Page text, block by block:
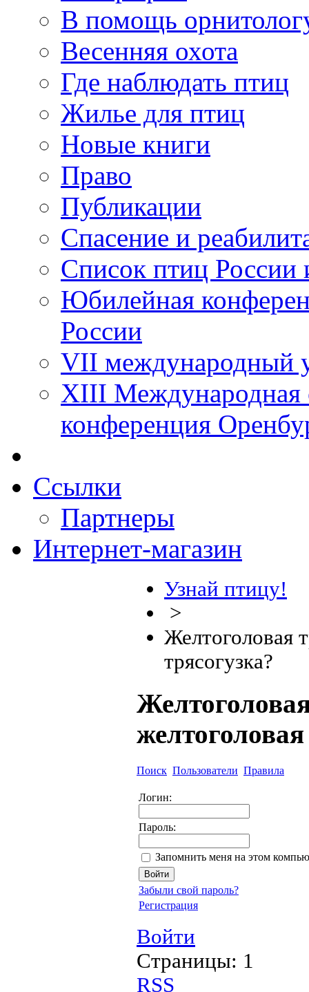
В помощь
Весенняя охота
Где наблюдать птиц
Жилье для птиц
Новые книги
Право
Публикации
Спасение и
Список птиц России
Юбилейная
России
VII международный
XIII Международная
конференция
Ссылки
Партнеры
Интернет-магазин
Узнай птицу!
>
Желтоголовая
трясогузка?
Поиск Пользователи Правила
Логин:
Пароль:
Запомнить меня на этом
Забыли свой пароль?
Регистрация
Войти
Страницы: 1
RSS